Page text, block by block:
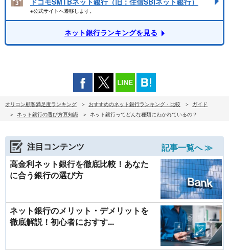
※公式サイトへ遷移します。
ネット銀行ランキングを見る
オリコン顧客満足度ランキング おすすめのネット銀行ランキング・比較
ガイド
ネット銀行の選び方豆知識
ネット銀行ってどんな種類にわかれているの？
注目コンテンツ
記事一覧へ ≫
高金利ネット銀行を徹底比較！あなた
に合う銀行の選び方
ネット銀行のメリット・デメリットを
徹底解説！初心者におすす...